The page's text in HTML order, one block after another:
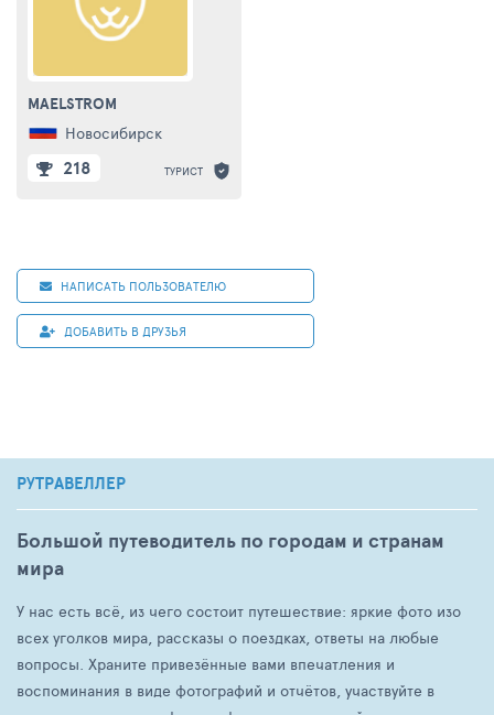
MAELSTROM
Новосибирск
218 ТУРИСТ
НАПИСАТЬ ПОЛЬЗОВАТЕЛЮ
ДОБАВИТЬ В ДРУЗЬЯ
РУТРАВЕЛЛЕР
Большой путеводитель по городам и странам
мира
У нас есть всё, из чего состоит путешествие: яркие фото изо
всех уголков мира, рассказы о поездках, ответы на любые
вопросы. Храните привезённые вами впечатления и
воспоминания в виде фотографий и отчётов, участвуйте в